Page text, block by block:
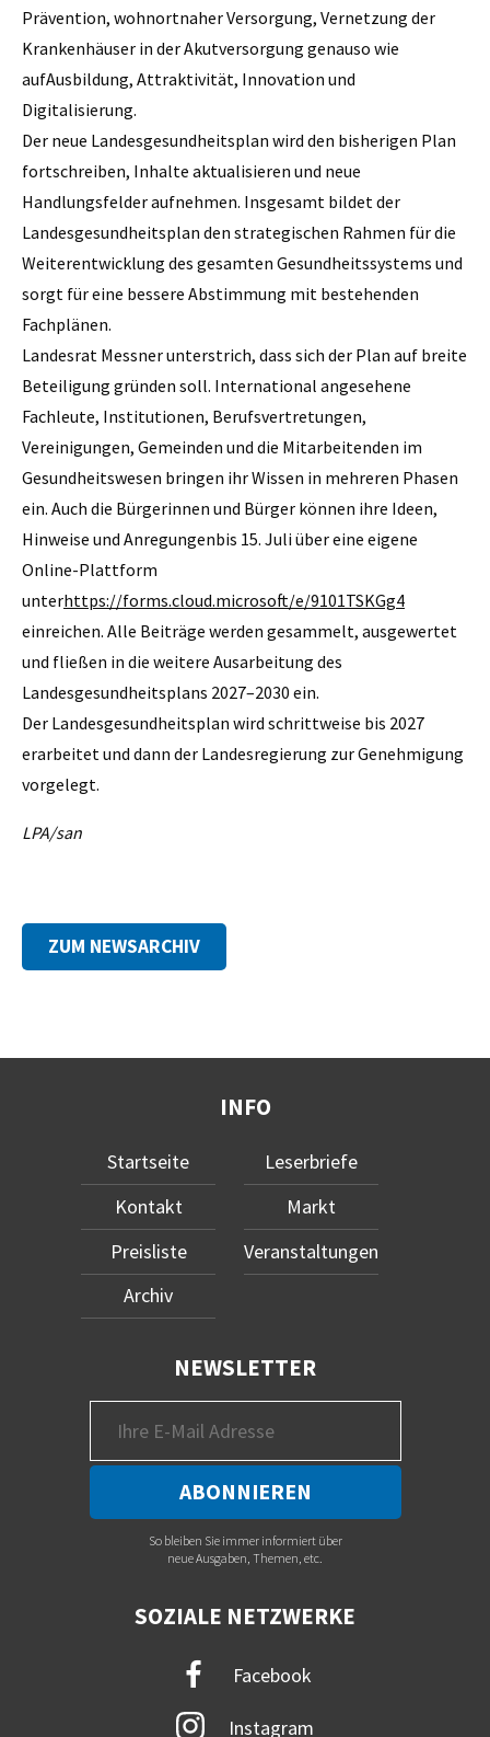
Prävention, wohnortnaher Versorgung, Vernetzung der
Krankenhäuser in der Akutversorgung genauso wie
aufAusbildung, Attraktivität, Innovation und
Digitalisierung.
Der neue Landesgesundheitsplan wird den bisherigen Plan
fortschreiben, Inhalte aktualisieren und neue
Handlungsfelder aufnehmen. Insgesamt bildet der
Landesgesundheitsplan den strategischen Rahmen für die
Weiterentwicklung des gesamten Gesundheitssystems und
sorgt für eine bessere Abstimmung mit bestehenden
Fachplänen.
Landesrat Messner unterstrich, dass sich der Plan auf breite
Beteiligung gründen soll. International angesehene
Fachleute, Institutionen, Berufsvertretungen,
Vereinigungen, Gemeinden und die Mitarbeitenden im
Gesundheitswesen bringen ihr Wissen in mehreren Phasen
ein. Auch die Bürgerinnen und Bürger können ihre Ideen,
Hinweise und Anregungenbis 15. Juli über eine eigene
Online-Plattform
unterhttps://forms.cloud.microsoft/e/9101TSKGg4
einreichen. Alle Beiträge werden gesammelt, ausgewertet
und fließen in die weitere Ausarbeitung des
Landesgesundheitsplans 2027–2030 ein.
Der Landesgesundheitsplan wird schrittweise bis 2027
erarbeitet und dann der Landesregierung zur Genehmigung
vorgelegt.
LPA/san
ZUM NEWSARCHIV
INFO
Startseite
Kontakt
Preisliste
Archiv
Leserbriefe
Markt
Veranstaltungen
NEWSLETTER
So bleiben Sie immer informiert über
neue Ausgaben, Themen, etc.
SOZIALE NETZWERKE
Facebook
Instagram